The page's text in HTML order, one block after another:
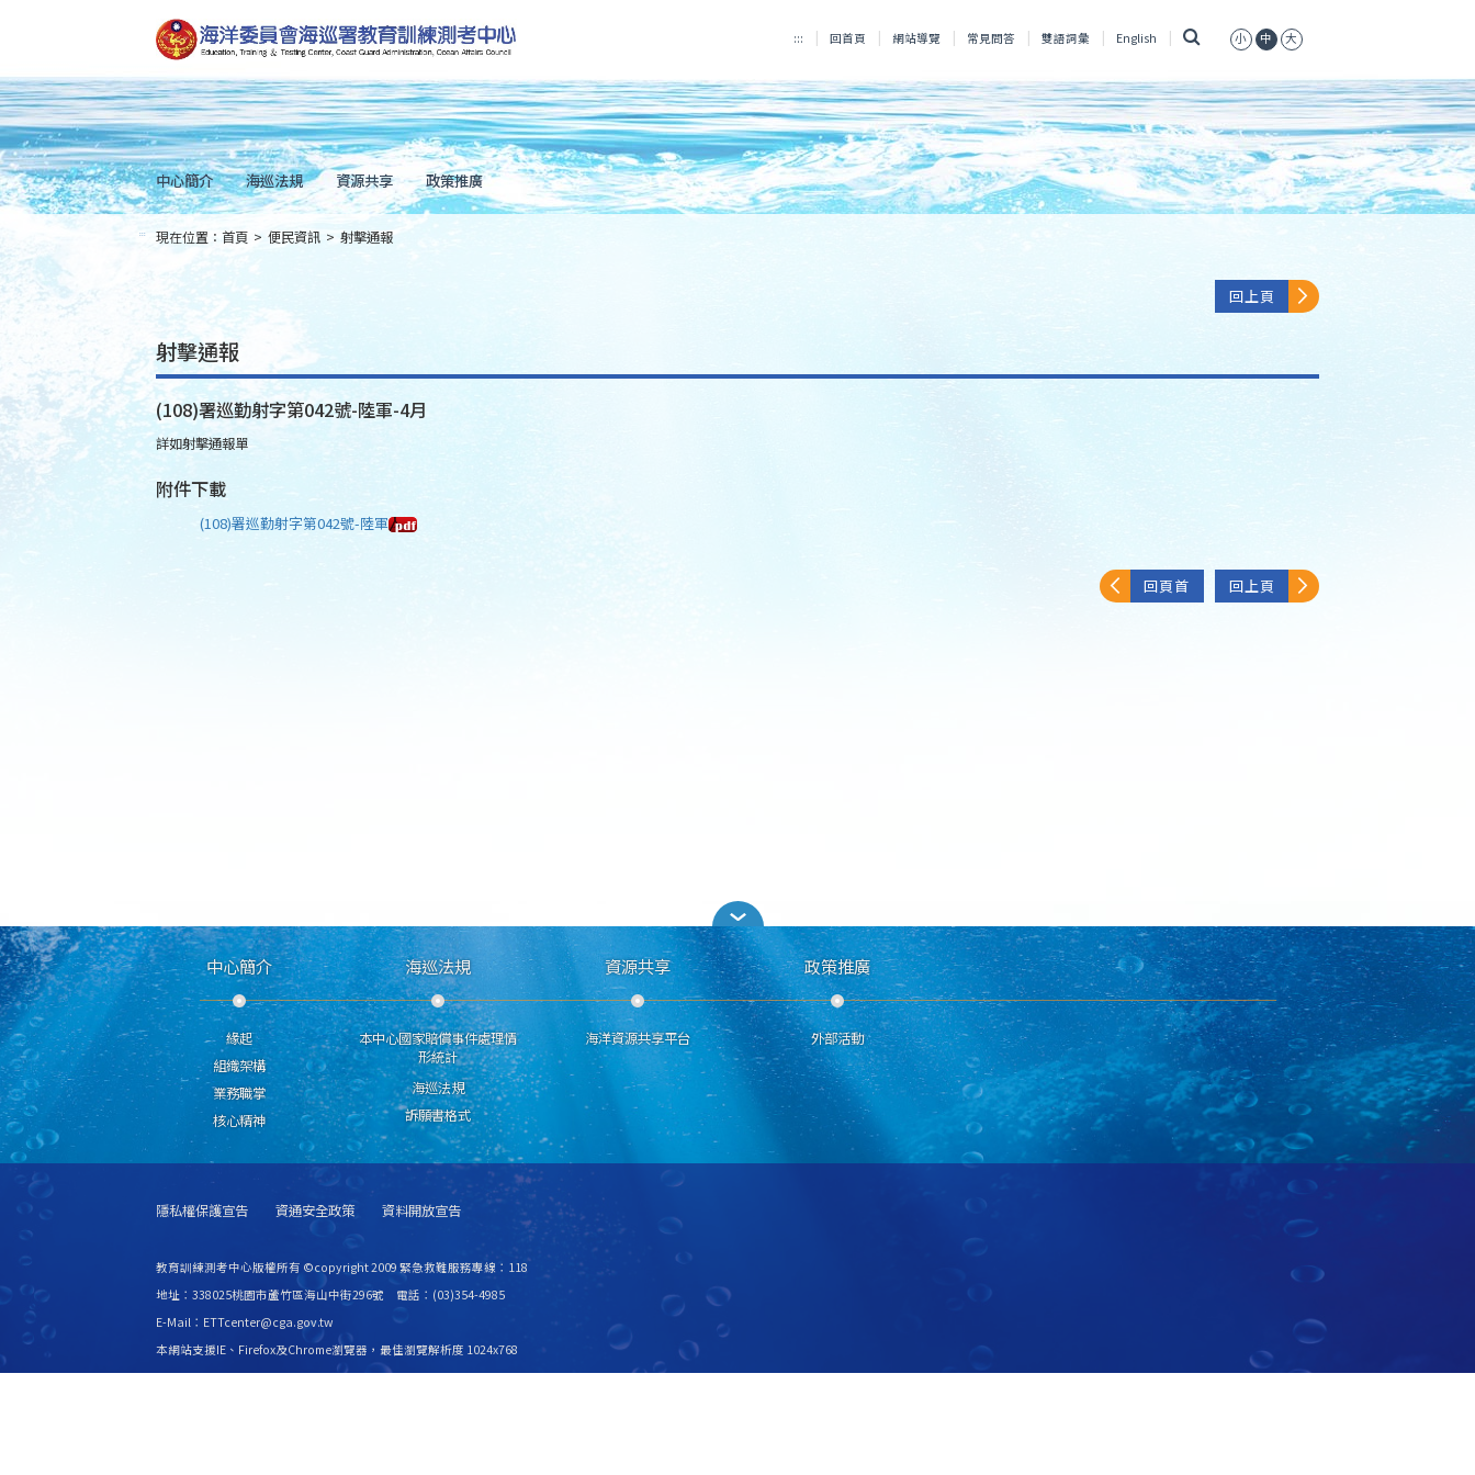
到
主
要
內
容
Skip
to
main
content
::: 回首頁 網站導覽 常見問答 雙語詞彙 English 小 中 大
中心簡介 海巡法規 資源共享 政策推廣
::: 現在位置： 首頁 > 便民資訊 > 射擊通報
回上頁
射擊通報
(108)署巡勤射字第042號-陸軍-4月
詳如射擊通報單
附件下載
(108)署巡勤射字第042號-陸軍
回頁首 回上頁
中心簡介
緣起
組織架構
業務職掌
核心精神
海巡法規
本中心國家賠償事件處理情
形統計
海巡法規
訴願書格式
資源共享
海洋資源共享平台
政策推廣
外部活動
隱私權保護宣告 資通安全政策 資料開放宣告
教育訓練測考中心版權所有 ©copyright 2009 緊急救難服務專線：118
地址：338025桃園市蘆竹區海山中街296號 電話：(03)354-4985
E-Mail：ETTcenter@cga.gov.tw
本網站支援IE、Firefox及Chrome瀏覽器，最佳瀏覽解析度 1024x768
更新日期115年08月08日 瀏覽人次2531511